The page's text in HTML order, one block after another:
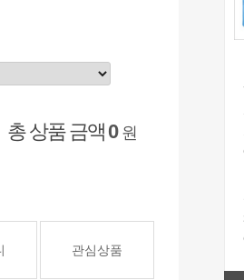
총 상품 금액 0 원
관심상품